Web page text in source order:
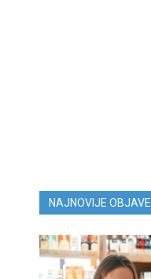
NAJNOVIJE OBJAVE